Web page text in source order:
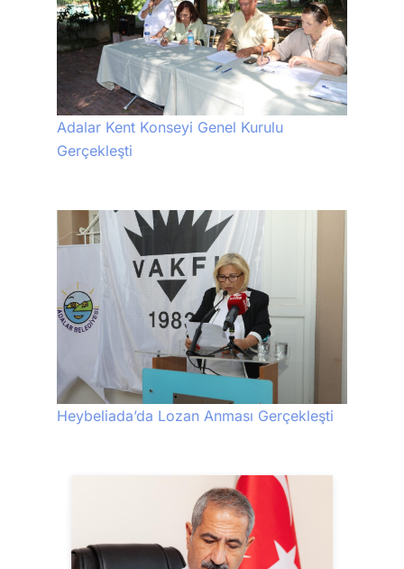
Adalar Kent Konseyi Genel Kurulu
Gerçekleşti
Heybeliada’da Lozan Anması Gerçekleşti